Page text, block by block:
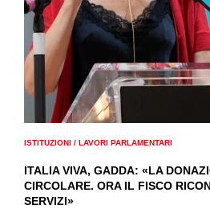
ISTITUZIONI / LAVORI PARLAMENTARI
ITALIA VIVA, GADDA: «LA
CIRCOLARE. ORA IL FISCO
SERVIZI»